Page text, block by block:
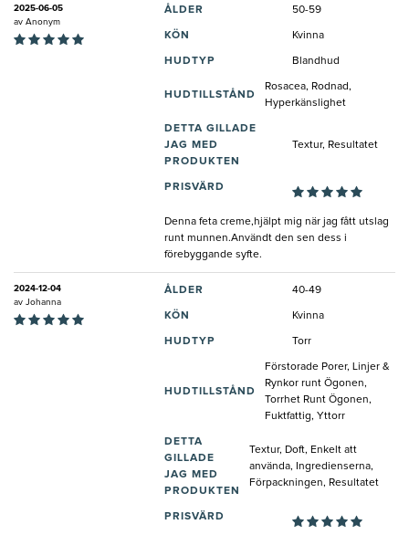
2025-06-05
av Anonym
ÅLDER 50-59
KÖN Kvinna
HUDTYP Blandhud
HUDTILLSTÅND
Rosacea, Rodnad,
Hyperkänslighet
DETTA GILLADE
JAG MED
PRODUKTEN
Textur, Resultatet
PRISVÄRD
Denna feta creme,hjälpt mig när jag fått utslag
runt munnen.Användt den sen dess i
förebyggande syfte.
2024-12-04
av Johanna
ÅLDER 40-49
KÖN Kvinna
HUDTYP Torr
HUDTILLSTÅND
Förstorade Porer, Linjer &
Rynkor runt Ögonen,
Torrhet Runt Ögonen,
Fuktfattig, Yttorr
DETTA
GILLADE
JAG MED
PRODUKTEN
Textur, Doft, Enkelt att
använda, Ingredienserna,
Förpackningen, Resultatet
PRISVÄRD